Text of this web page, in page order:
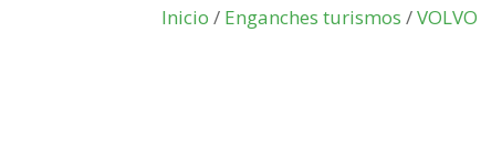
Inicio / Enganches turismos /VOLVO